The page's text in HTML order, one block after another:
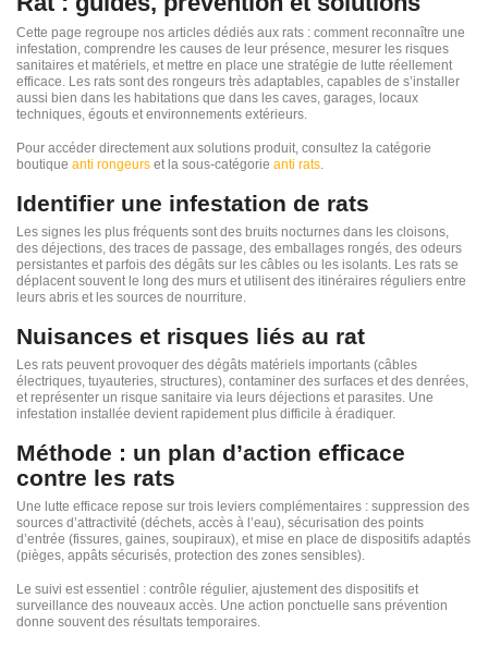
Cette page regroupe nos articles dédiés aux rats : comment reconnaître une
infestation, comprendre les causes de leur présence, mesurer les risques
sanitaires et matériels, et mettre en place une stratégie de lutte réellement
efficace. Les rats sont des rongeurs très adaptables, capables de s’installer
aussi bien dans les habitations que dans les caves, garages, locaux
techniques, égouts et environnements extérieurs.
Pour accéder directement aux solutions produit, consultez la catégorie
boutique anti rongeurs et la sous-catégorie anti rats.
Identifier une infestation de rats
Les signes les plus fréquents sont des bruits nocturnes dans les cloisons,
des déjections, des traces de passage, des emballages rongés, des odeurs
persistantes et parfois des dégâts sur les câbles ou les isolants. Les rats se
déplacent souvent le long des murs et utilisent des itinéraires réguliers entre
leurs abris et les sources de nourriture.
Nuisances et risques liés au rat
Les rats peuvent provoquer des dégâts matériels importants (câbles
électriques, tuyauteries, structures), contaminer des surfaces et des denrées,
et représenter un risque sanitaire via leurs déjections et parasites. Une
infestation installée devient rapidement plus difficile à éradiquer.
Méthode : un plan d’action efficace
contre les rats
Une lutte efficace repose sur trois leviers complémentaires : suppression des
sources d’attractivité (déchets, accès à l’eau), sécurisation des points
d’entrée (fissures, gaines, soupiraux), et mise en place de dispositifs adaptés
(pièges, appâts sécurisés, protection des zones sensibles).
Le suivi est essentiel : contrôle régulier, ajustement des dispositifs et
surveillance des nouveaux accès. Une action ponctuelle sans prévention
donne souvent des résultats temporaires.